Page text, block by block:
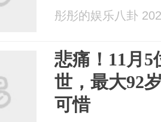
彤彤的娱乐八卦
悲痛！11月5
世，最大92
可惜